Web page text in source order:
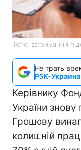
Фото: затриманий
Не трать
РБК-Украина
Керівнику
України
Грошову
колишній